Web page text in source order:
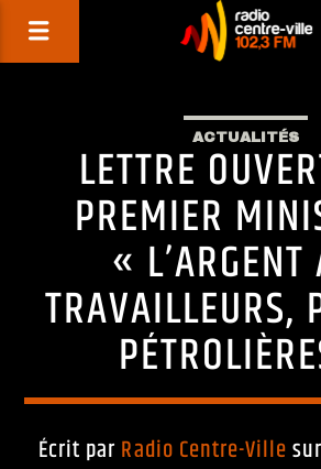
ACTUALITÉS
LETTRE
PREMIER
« L’ARGENT
TRAVAILLEURS,
Écrit par Radio Centre-Ville